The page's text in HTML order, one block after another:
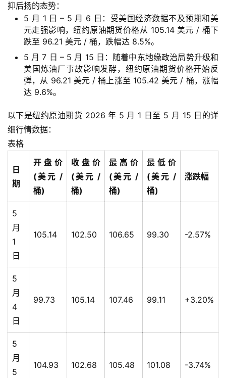
抑后扬的态势：
5 月 1 日 – 5 月 6 日：受美国经济数据不及预期和美
元走强影响，纽约原油期货价格从 105.14 美元 / 桶下
跌至 96.21 美元 / 桶，跌幅达 8.5%。
5 月 7 日 – 5 月 15 日：随着中东地缘政治局势升级和
美国炼油厂事故影响发酵，纽约原油期货价格开始反
弹，从 96.21 美元 / 桶上涨至 105.42 美元 / 桶，涨幅
达 9.6%。
以下是纽约原油期货 2026 年 5 月 1 日至 5 月 15 日的详
细行情数据：
表格
日
期
开盘价
(美元 /
桶)
收盘价
(美元 /
桶)
最高价
(美元 /
桶)
最低价
(美元 /
桶)
涨跌幅
5
月
1
日
105.14 102.50 106.65 99.30 -2.57%
5
月
4
日
99.73 105.14 107.46 99.11 +3.20%
5
月
5
104.93 102.68 105.48 101.08 -3.74%